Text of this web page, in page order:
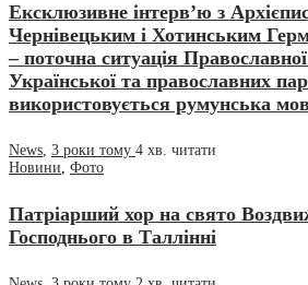
Ексклюзивне інтерв’ю з
Чернівецьким і Хотинським
– поточна ситуація
Української та православних
використовується румунська
News, 3 роки тому 4 хв. читати
Новини, Фото
Патріарший хор на свято
Господнього в Таллінні